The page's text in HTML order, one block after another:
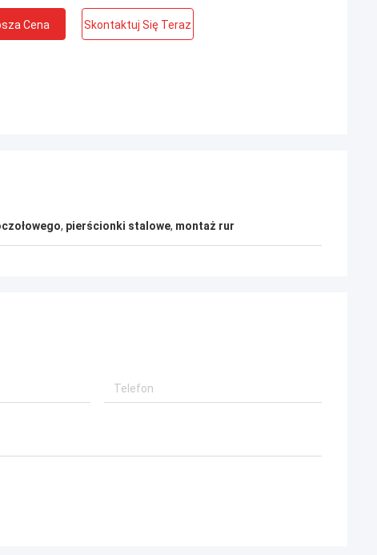
Cena Skontaktuj Się Teraz
, pierścionki stalowe, montaż rur